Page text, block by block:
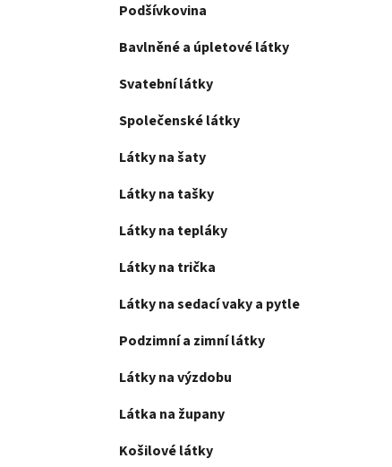
Podšívkovina
Bavlněné a úpletové látky
Svatební látky
Společenské látky
Látky na šaty
Látky na tašky
Látky na tepláky
Látky na trička
Látky na sedací vaky a pytle
Podzimní a zimní látky
Látky na výzdobu
Látka na župany
Košilové látky